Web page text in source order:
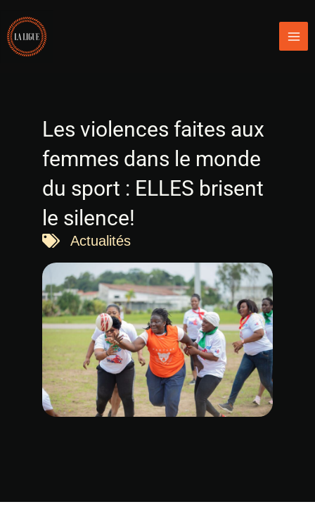
contenu
Les violences faites aux
femmes dans le monde
du sport : ELLES brisent
le silence!
Actualités